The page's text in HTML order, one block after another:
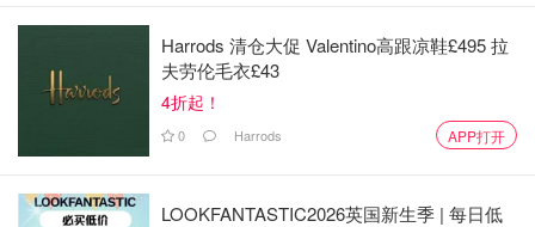
兰蔻保湿面霜
一直很爱兰蔻家的粉水和粉色保湿面霜。眼看着这一罐也是
快用到见底了。个人觉得这是非常适合秋冬天使用的保湿面
霜。质地不会很厚重，在脸上非常好推开。不会觉得油腻，
味道闻起来挺舒服的。保湿力度很不错，现在晚上都用它护
肤。再干燥的天都不会有皮肤干燥脱皮的烦恼了。
Harrods 清仓大促 Valentino高跟凉鞋£495 拉
夫劳伦毛衣£43
4折起！
0 Harrods APP打开
LOOKFANTASTIC2026英国新生季 | 每日低